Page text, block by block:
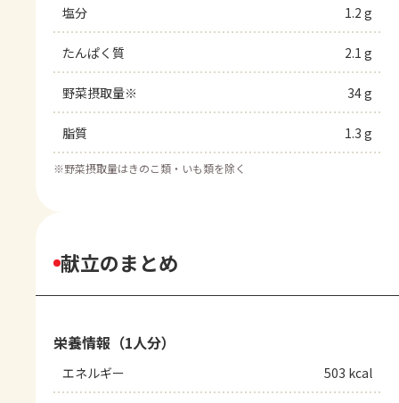
塩分 1.2 g
たんぱく質 2.1 g
野菜摂取量※ 34 g
脂質 1.3 g
※野菜摂取量はきのこ類・いも類を除く
献立のまとめ
栄養情報（1人分）
エネルギー 503 kcal